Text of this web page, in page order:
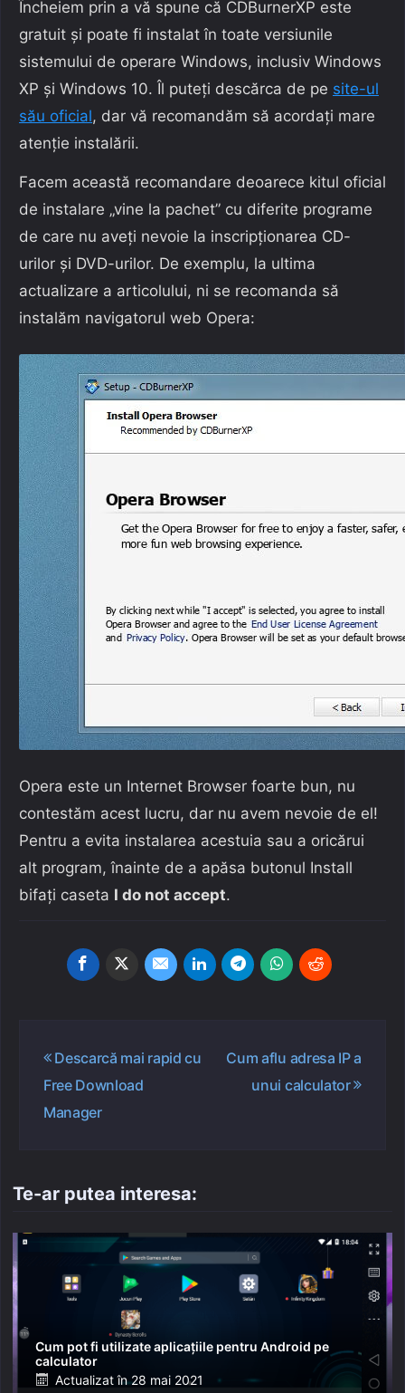
Încheiem prin a vă spune că CDBurnerXP este
gratuit și poate fi instalat în toate versiunile
sistemului de operare Windows, inclusiv Windows
XP și Windows 10. Îl puteți descărca de pe site-ul
său oficial, dar vă recomandăm să acordați mare
atenție instalării.
Facem această recomandare deoarece kitul oficial
de instalare „vine la pachet” cu diferite programe
de care nu aveți nevoie la inscripționarea CD-
urilor și DVD-urilor. De exemplu, la ultima
actualizare a articolului, ni se recomanda să
instalăm navigatorul web Opera:
Opera este un Internet Browser foarte bun, nu
contestăm acest lucru, dar nu avem nevoie de el!
Pentru a evita instalarea acestuia sau a oricărui
alt program, înainte de a apăsa butonul Install
bifați caseta I do not accept.
Navigare
articole
Descarcă mai rapid cu
Free Download
Manager
Cum aflu adresa IP a
unui calculator
Te-ar putea interesa:
Cum pot fi utilizate aplicațiile pentru Android pe
calculator
Posted
Actualizat în 28 mai 2021